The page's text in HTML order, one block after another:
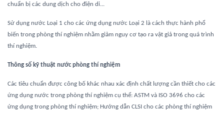
chuẩn bị các dung dịch cho điện di...
Sử dụng nước Loại 1 cho các ứng dụng nước Loại 2 là cách thực hành phổ
biến trong phòng thí nghiệm nhằm giảm nguy cơ tạo ra vật giả trong quá trình
thí nghiệm.
Thông số kỹ thuật nước phòng thí nghiệm
Các tiêu chuẩn được công bố khác nhau xác định chất lượng cần thiết cho các
ứng dụng nước trong phòng thí nghiệm cụ thể: ASTM và ISO 3696 cho các
ứng dụng trong phòng thí nghiệm; Hướng dẫn CLSI cho các phòng thí nghiệm